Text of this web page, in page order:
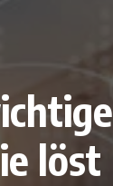
löst